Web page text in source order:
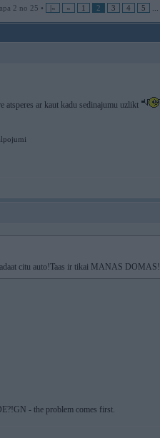
2 no 25 • |« « 1 2 3 4 5
ar kaut kadu sedinajumu uzlikt
citu auto!Taas ir tikai MANAS DOMAS!
- the problem comes first.